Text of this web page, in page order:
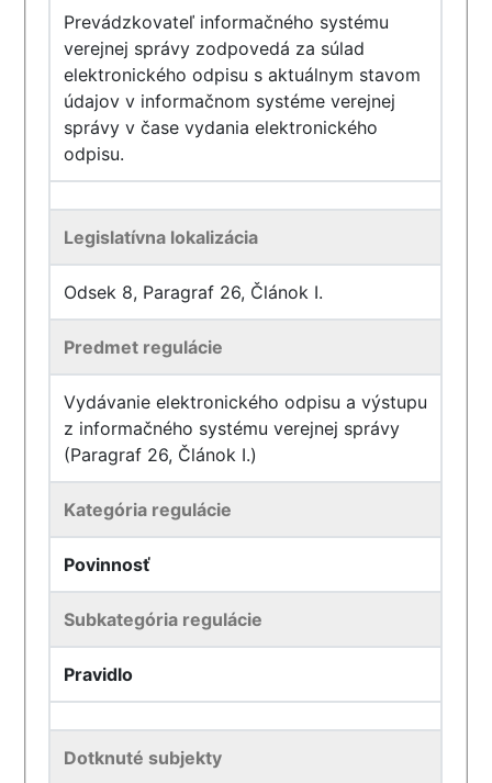
Prevádzkovateľ informačného systému
verejnej správy zodpovedá za súlad
elektronického odpisu s aktuálnym stavom
údajov v informačnom systéme verejnej
správy v čase vydania elektronického
odpisu.
Legislatívna lokalizácia
Odsek 8, Paragraf 26, Článok I.
Predmet regulácie
Vydávanie elektronického odpisu a výstupu
z informačného systému verejnej správy
(Paragraf 26, Článok I.)
Kategória regulácie
Povinnosť
Subkategória regulácie
Pravidlo
Dotknuté subjekty